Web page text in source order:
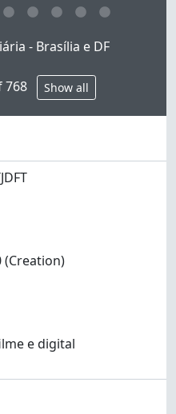
- Brasília e DF
768 Show all
(Creation)
e digital